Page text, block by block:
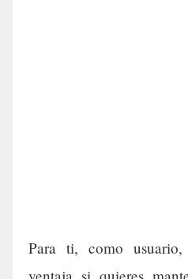
Para ti, como